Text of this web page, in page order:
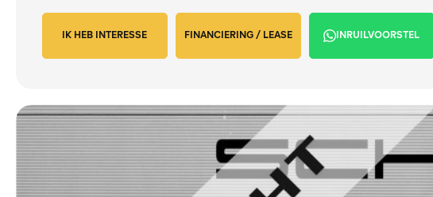
IK HEB INTERESSE FINANCIERING / LEASE INRUILVOORSTEL